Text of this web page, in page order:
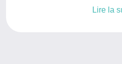
Lire la